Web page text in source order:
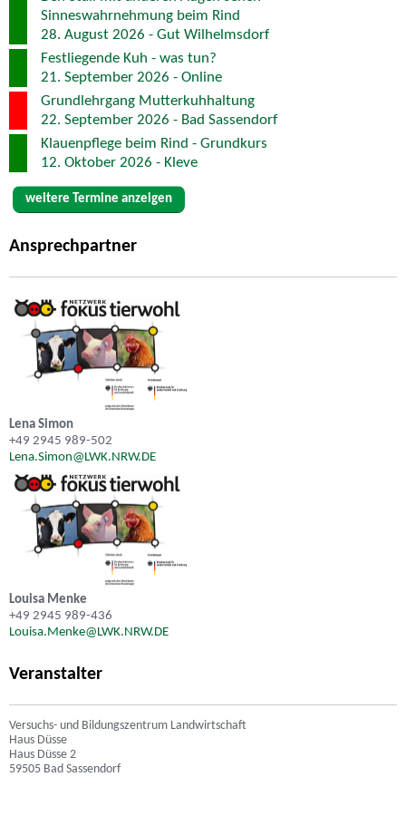
Sinneswahrnehmung beim Rind
28. August 2026 - Gut Wilhelmsdorf
Festliegende Kuh - was tun?
21. September 2026 - Online
Grundlehrgang Mutterkuhhaltung
22. September 2026 - Bad Sassendorf
Klauenpflege beim Rind - Grundkurs
12. Oktober 2026 - Kleve
weitere Termine anzeigen
Ansprechpartner
Lena Simon
+49 2945 989-502
Lena.Simon@LWK.NRW.DE
Louisa Menke
+49 2945 989-436
Louisa.Menke@LWK.NRW.DE
Veranstalter
Versuchs- und Bildungszentrum Landwirtschaft
Haus Düsse
Haus Düsse 2
59505 Bad Sassendorf